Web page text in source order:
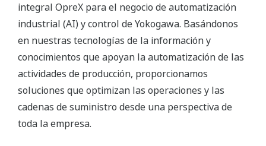
integral OpreX para el negocio de automatización
industrial (AI) y control de Yokogawa. Basándonos
en nuestras tecnologías de la información y
conocimientos que apoyan la automatización de las
actividades de producción, proporcionamos
soluciones que optimizan las operaciones y las
cadenas de suministro desde una perspectiva de
toda la empresa.